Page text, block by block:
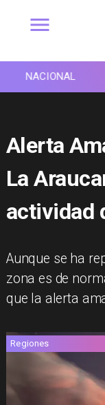
NACIONAL
Alerta
La
actividad
​Aunque se ha
zona es de
que la alerta
Regiones